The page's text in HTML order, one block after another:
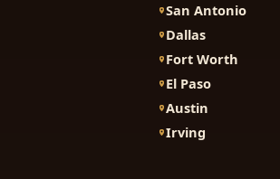
San Antonio
Dallas
Fort Worth
El Paso
Austin
Irving